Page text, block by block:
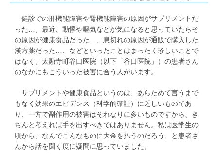
健診での肝機能障害や腎機能障害の原因がサプリメントだ
った…、最近、動悸や嘔気などが気になると思っていたらそ
の原因が健康食品だった…、息切れの原因が通販で購入した
漢方薬だった…、などといったことはまったく珍しいことで
はなく、太融寺町谷口医院（以下「谷口医院」）の患者さん
のなかにもこういった被害に合う人がいます。
サプリメントや健康食品というのは、あらためて言うまで
もなく効果のエビデンス（科学的確証）に乏しいものであ
り、一方で副作用の被害はそれなりに多いものですから、き
ちんと考えれば手を出すべきではありません。私は医学生の
頃から、なんでこんなものに大金を払うのだろう、と患者さ
んから話を聞く度に疑問に思っていました。